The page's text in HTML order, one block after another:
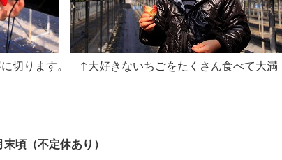
切ります。 ↑大好きないちごをたくさん食べて大満
（不定休あり）